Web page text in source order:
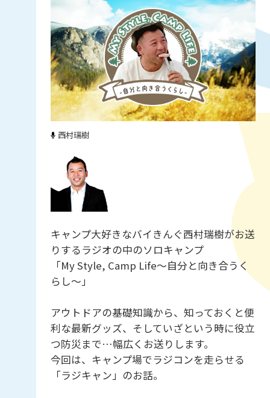
西村瑞樹
キャンプ大好きなバイきんぐ西村瑞樹がお送
りするラジオの中のソロキャンプ
「My Style, Camp Life〜自分と向き合うく
らし〜」
アウトドアの基礎知識から、知っておくと便
利な最新グッズ、そしていざという時に役立
つ防災まで…幅広くお送りします。
今回は、キャンプ場でラジコンを走らせる
「ラジキャン」のお話。